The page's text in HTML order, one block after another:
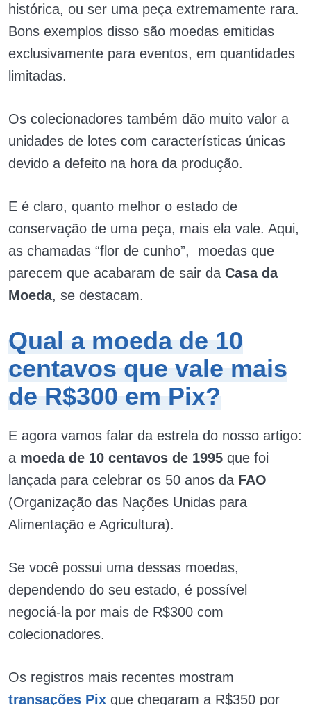
histórica, ou ser uma peça extremamente rara.
Bons exemplos disso são moedas emitidas
exclusivamente para eventos, em quantidades
limitadas.
Os colecionadores também dão muito valor a
unidades de lotes com características únicas
devido a defeito na hora da produção.
E é claro, quanto melhor o estado de
conservação de uma peça, mais ela vale. Aqui,
as chamadas “flor de cunho”, moedas que
parecem que acabaram de sair da Casa da
Moeda, se destacam.
Qual a moeda de 10
centavos que vale mais
de R$300 em Pix?
E agora vamos falar da estrela do nosso artigo:
a moeda de 10 centavos de 1995 que foi
lançada para celebrar os 50 anos da FAO
(Organização das Nações Unidas para
Alimentação e Agricultura).
Se você possui uma dessas moedas,
dependendo do seu estado, é possível
negociá-la por mais de R$300 com
colecionadores.
Os registros mais recentes mostram
transações Pix que chegaram a R$350 por